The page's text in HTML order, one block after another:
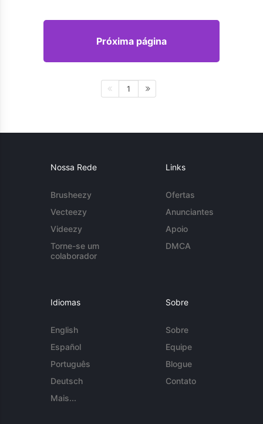
Próxima página
1
Nossa Rede
Brusheezy
Vecteezy
Videezy
Torne-se um
colaborador
Links
Ofertas
Anunciantes
Apoio
DMCA
Idiomas
English
Español
Português
Deutsch
Mais...
Sobre
Sobre
Equipe
Blogue
Contato